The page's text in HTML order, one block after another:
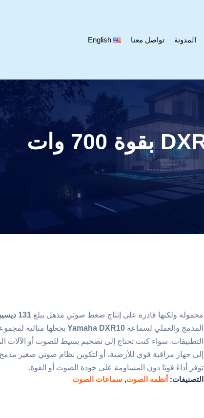
المدونة تواصل معنا English
محمولة ولكنها قادرة على إنتاج ضغط صوتي مذهل يبلغ131 ديسيبل
المدمج والعملي لسماعةYamaha DXR10 يجعلها مثالية
التطبيقات. سواء كنت تحتاج إلى تضخيم بسيط للصوت أو الآلات
توفر أداءً قويًا دون المساومة على جودة الصوت أو القوة.
التصنيفات: أنظمه الصوت, سماعات الصوت